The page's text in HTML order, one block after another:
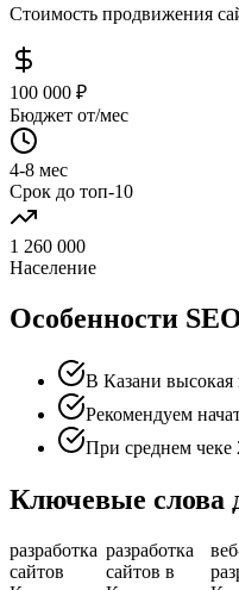
Стоимость продвижения
100 000 ₽
Бюджет от/мес
4-8 мес
Срок до топ-10
1 260 000
Население
Особенности
В Казани высокая
Рекомендуем
При среднем чеке
Ключевые слова
разработка
сайтов
разработка
сайтов в